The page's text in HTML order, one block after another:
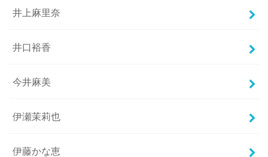
井上麻里奈
井口裕香
今井麻美
伊瀬茉莉也
伊藤かな恵